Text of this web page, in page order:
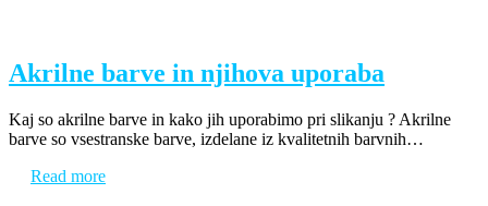
Akrilne barve in njihova uporaba
Kaj so akrilne barve in kako jih uporabimo pri slikanju ? Akrilne
barve so vsestranske barve, izdelane iz kvalitetnih barvnih…
Read more